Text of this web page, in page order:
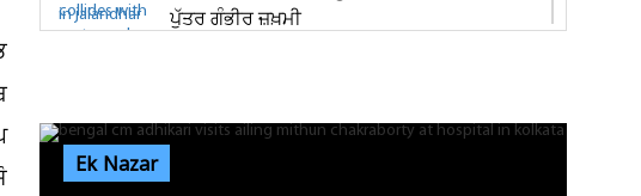
ਪੁੱਤਰ ਗੰਭੀਰ ਜ਼ਖ਼ਮੀ
Ek Nazar